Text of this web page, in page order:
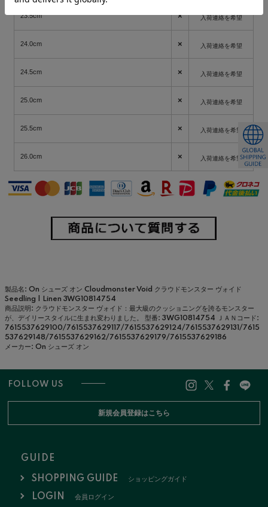
23.5cm × 入荷連絡を希望
24.0cm × 入荷連絡を希望
24.5cm × 入荷連絡を希望
25.0cm × 入荷連絡を希望
25.5cm × 入荷連絡を希望
26.0cm × 入荷連絡を希望
製品名: On シューズ オン Cloudmonster Void クラウドモンスター ヴォイド
Seedling | Linen 3WG10814754
商品説明: クラウドモンスター ヴォイド：最大級のクッショニングを誇るモンスター
が、デイリースタイルに生まれ変わりました。
型番: 3WG10814754 ＪＡＮコード:
7615537629100/7615537629117/7615537629124/7615537629131/7615
537629148/7615537629162/7615537629179/7615537629186
メーカー: On シューズ オン
FOLLOW US
新規会員登録はこちら
GUIDE
SHOPPING GUIDE ショッピングガイド
LOGIN 会員ログイン